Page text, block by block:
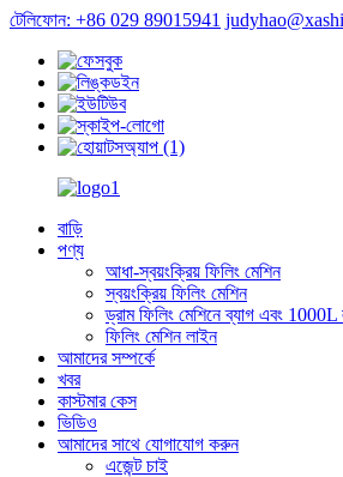
টেলিফোন: +86 029 89015941
বাড়ি
পণ্য
আধা-স্বয়ংক্রিয় ফিলিং মেশিন
স্বয়ংক্রিয় ফিলিং মেশিন
ড্রাম ফিলিং মেশিনে ব্যাগ এবং 1000L
ফিলিং মেশিন লাইন
আমাদের সম্পর্কে
খবর
কাস্টমার কেস
ভিডিও
আমাদের সাথে যোগাযোগ করুন
এজেন্ট চাই